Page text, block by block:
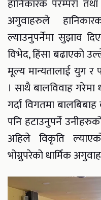
हानिकारक परम्परा
अगुवाहरुले
ल्याउनुपर्नेमा सुझाव
विभेद, हिंसा बढाएको
मूल्य मान्यतालाई युग र
। साथै बालविवाह
गर्दा विगतमा
पनि हटाउनुपर्ने
अहिले विकृति
भोग्नुपरेको धार्मिक